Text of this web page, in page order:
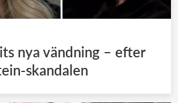
nya vändning – efter
skandalen